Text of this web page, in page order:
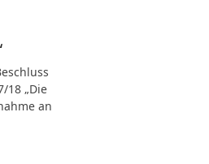
18 „Die
an